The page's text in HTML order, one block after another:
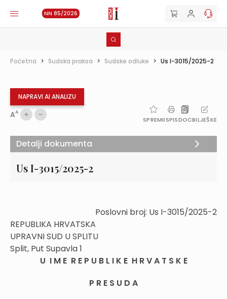
NN 85/2026
Početna > Sudska praksa > Sudske odluke > Us I-3015/2025-2
NAPRAVI AI ANALIZU
AA
SPREMIISPISDOCBILJEŠKE
Us I-3015/2025-2
Poslovni broj: Us I-3015/2025-2
REPUBLIKA HRVATSKA
UPRAVNI SUD U SPLITU
Split, Put Supavla 1
U I M E R E P U B L I K E H R V A T S K E
P R E S U D A
Detalji dokumenta